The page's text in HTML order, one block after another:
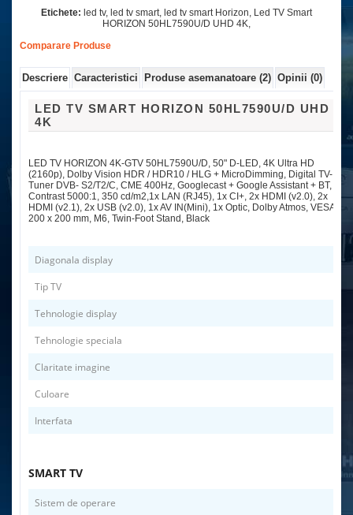
Etichete: led tv, led tv smart, led tv smart Horizon, Led TV Smart
HORIZON 50HL7590U/D UHD 4K,
Comparare Produse
Descriere Caracteristici Produse asemanatoare (2) Opinii (0)
LED TV SMART HORIZON 50HL7590U/D UHD
4K
LED TV HORIZON 4K-GTV 50HL7590U/D, 50" D-LED, 4K Ultra HD
(2160p), Dolby Vision HDR / HDR10 / HLG + MicroDimming, Digital TV-
Tuner DVB- S2/T2/C, CME 400Hz, Googlecast + Google Assistant + BT,
Contrast 5000:1, 350 cd/m2,1x LAN (RJ45), 1x CI+, 2x HDMI (v2.0), 2x
HDMI (v2.1), 2x USB (v2.0), 1x AV IN(Mini), 1x Optic, Dolby Atmos, VESA
200 x 200 mm, M6, Twin-Foot Stand, Black
Diagonala display
Tip TV
Tehnologie display
Tehnologie speciala
Claritate imagine
Culoare
Interfata
SMART TV
Sistem de operare